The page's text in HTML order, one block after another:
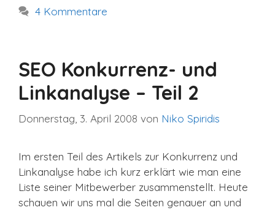
4 Kommentare
SEO Konkurrenz- und
Linkanalyse – Teil 2
Donnerstag, 3. April 2008 von Niko Spiridis
Im ersten Teil des Artikels zur Konkurrenz und
Linkanalyse habe ich kurz erklärt wie man eine
Liste seiner Mitbewerber zusammenstellt. Heute
schauen wir uns mal die Seiten genauer an und